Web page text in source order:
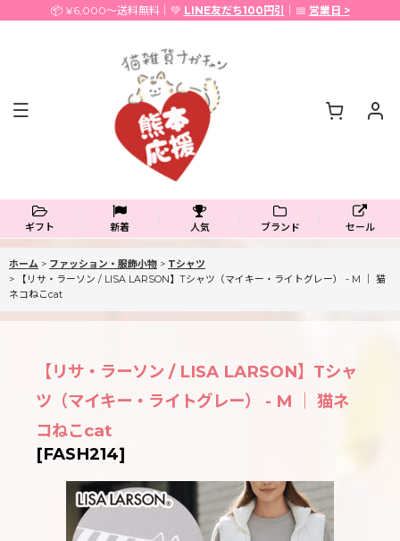
📦 ¥6,000〜送料無料｜💚 LINE友だち100円引 ｜📅 営業日 >
ギフト 新着 人気 ブランド セール
ホーム > ファッション・服飾小物 > Tシャツ
>
【リサ・ラーソン / LISA LARSON】Tシャツ（マイキー・ライトグレー） - M ｜ 猫
ネコねこcat
【リサ・ラーソン / LISA LARSON】Tシャ
ツ（マイキー・ライトグレー） - M ｜ 猫ネ
コねこcat
[FASH214]